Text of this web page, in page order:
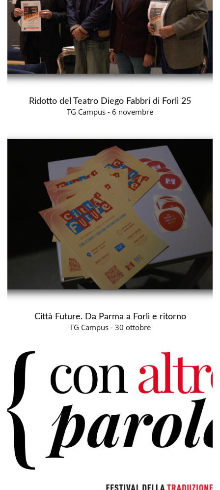
Ridotto del Teatro Diego Fabbri di Forlì 25
TG Campus - 6 novembre
Città Future. Da Parma a Forlì e ritorno
TG Campus - 30 ottobre